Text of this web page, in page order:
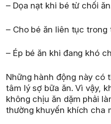
– Dọa nạt khi bé từ chối
– Cho bé ăn liên tục trong
– Ép bé ăn khi đang khó
Những hành động này có
tâm lý sợ bữa ăn. Vì vậy,
không chịu ăn dặm phải
thường khuyến khích cha